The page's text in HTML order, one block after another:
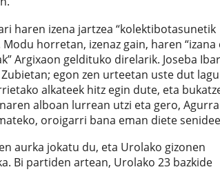
haren izena jartzea “kolektibotasunetik
horretan, izenaz gain, haren “izana
Argixaon geldituko direlarik. Joseba
egon zen urteetan uste dut
alkateek hitz egin dute, eta
alboan lurrean utzi eta gero, Agurra
oroigarri bana eman diete
aurka jokatu du, eta Urolako gizonen
Bi partiden artean, Urolako 23 bazkide